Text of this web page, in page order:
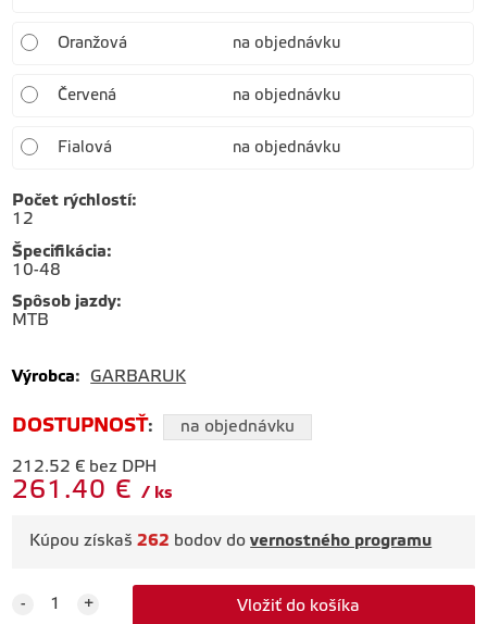
Oranžová na objednávku
Červená na objednávku
Fialová na objednávku
Počet rýchlostí:
12
Špecifikácia:
10-48
Spôsob jazdy:
MTB
Výrobca: GARBARUK
DOSTUPNOSŤ: na objednávku
212.52 € bez DPH
261.40 € ks
Kúpou získaš262 bodov dovernostného programu